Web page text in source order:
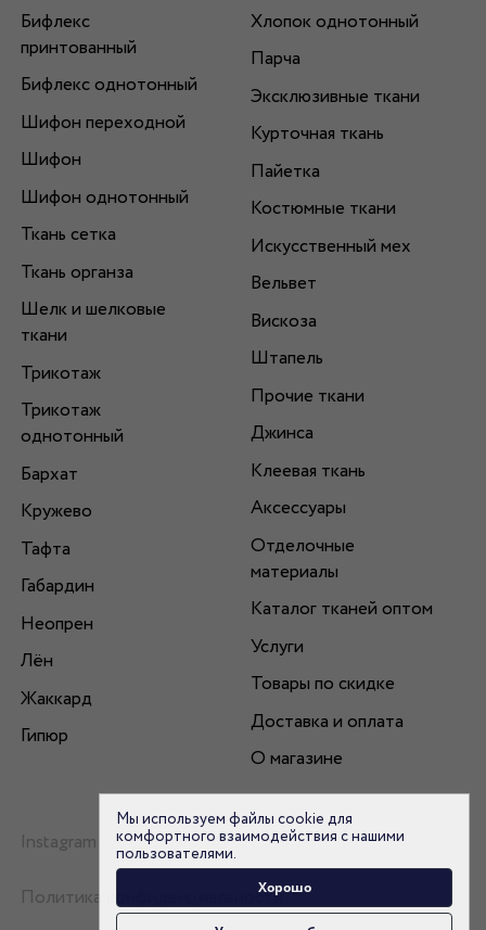
Бифлекс
принтованный
Бифлекс однотонный
Шифон переходной
Шифон
Шифон однотонный
Ткань сетка
Ткань органза
Шелк и шелковые
ткани
Трикотаж
Трикотаж
однотонный
Бархат
Кружево
Тафта
Габардин
Неопрен
Лён
Жаккард
Гипюр
Хлопок однотонный
Парча
Эксклюзивные ткани
Курточная ткань
Пайетка
Костюмные ткани
Искусственный мех
Вельвет
Вискоза
Штапель
Прочие ткани
Джинса
Клеевая ткань
Аксессуары
Отделочные
материалы
Каталог тканей оптом
Услуги
Товары по скидке
Доставка и оплата
О магазине
Instagram
Политика конфиденциальности
Мы используем файлы cookie для
комфортного взаимодействия с нашими
пользователями.
Хорошо